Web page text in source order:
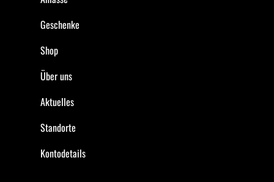
Geschenke
Shop
Über uns
Aktuelles
Standorte
Kontodetails